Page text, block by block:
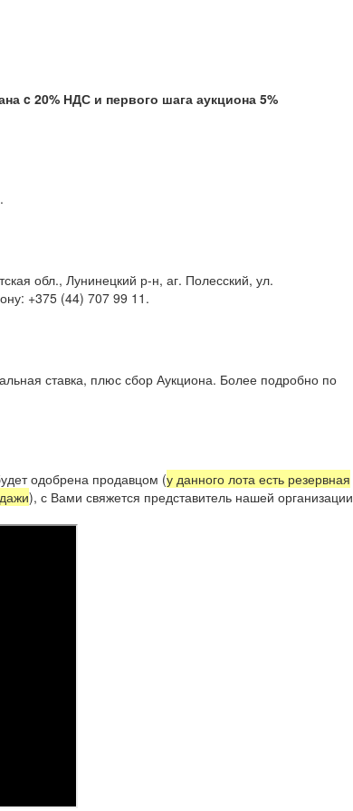
c 20% НДС и первого шага аукциона 5%
дефекты.
обл., Лунинецкий р-н, аг. Полесский, ул.
по телефону: +375 (44) 707 99 11.
ставка, плюс сбор Аукциона. Более подробно по
одобрена продавцом (у данного лота есть резервная
), с Вами свяжется представитель нашей организации